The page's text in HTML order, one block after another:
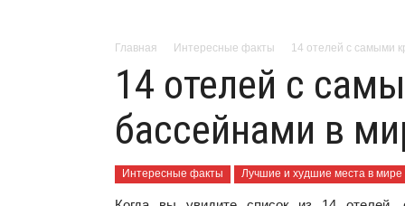
Главная Интересные факты 14 отелей с самыми
14 отелей с
бассейнами в
Интересные факты Лучшие и худшие места в мире